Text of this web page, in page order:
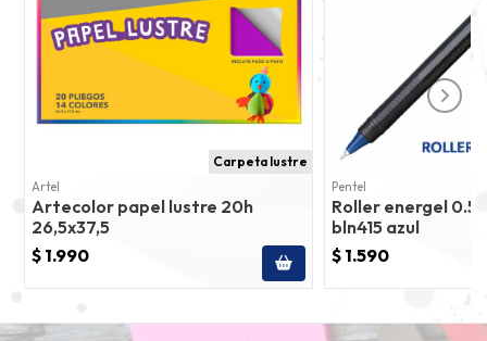
Carpeta lustre
Artel
Artecolor papel lustre 20h
26,5x37,5
$ 1.990
Pentel
Roller energel
bln415 azul
$ 1.590